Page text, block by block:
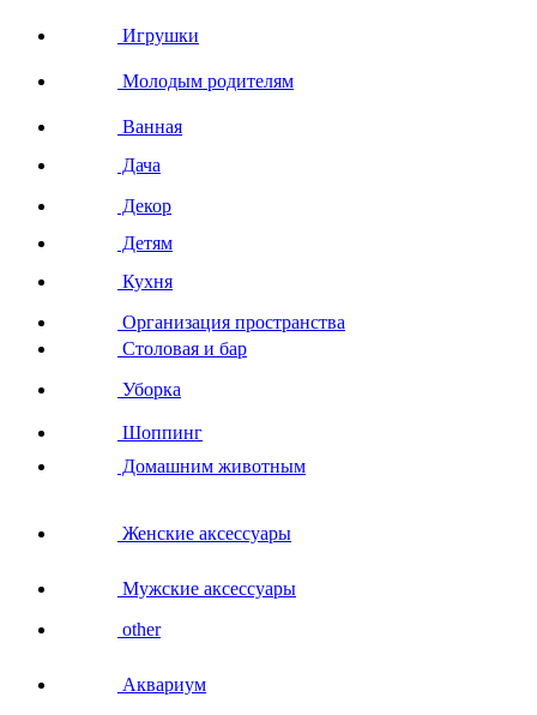
Игрушки
Молодым родителям
Ванная
Дача
Декор
Детям
Кухня
Организация пространства
Столовая и бар
Уборка
Шоппинг
Домашним животным
Женские аксессуары
Мужские аксессуары
other
Аквариум